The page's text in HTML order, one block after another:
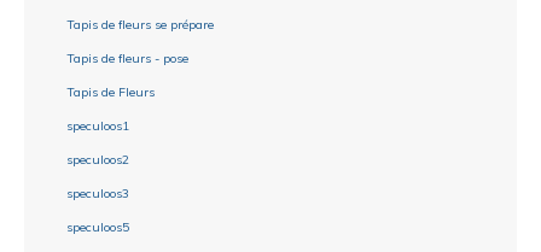
Tapis de fleurs se prépare
Tapis de fleurs - pose
Tapis de Fleurs
speculoos1
speculoos2
speculoos3
speculoos5